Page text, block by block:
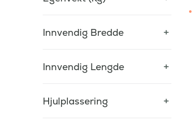
Innvendig Bredde
Innvendig Lengde
Hjulplassering